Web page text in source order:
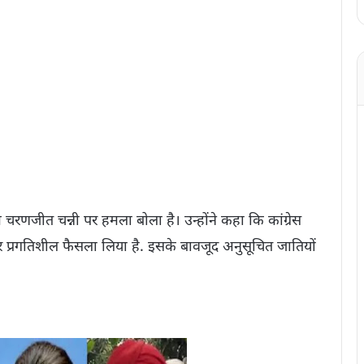
चन्नी पर हमला बोला है। उन्होंने कहा कि कांग्रेस
फैसला लिया है. इसके बावजूद अनुसूचित जातियों